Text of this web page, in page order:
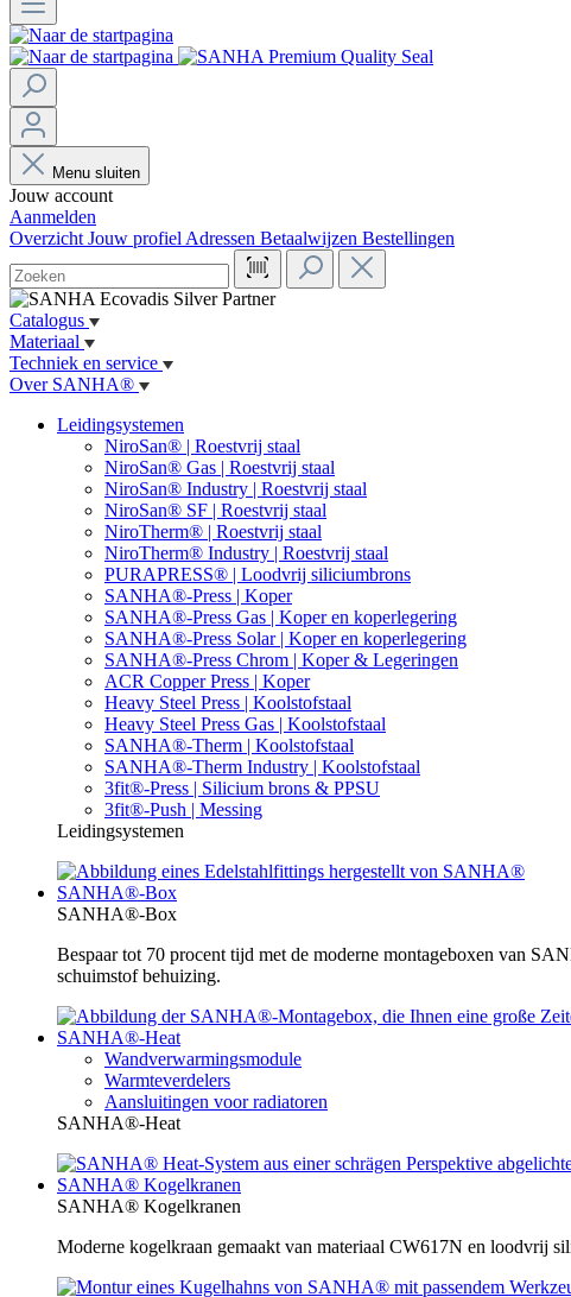
Menu sluiten
Jouw account
Aanmelden
Overzicht Jouw profiel Adressen Betaalwijzen Bestellingen
Catalogus
Materiaal
Techniek en service
Over SANHA®
Leidingsystemen
NiroSan® | Roestvrij staal
NiroSan® Gas | Roestvrij staal
NiroSan® Industry | Roestvrij staal
NiroSan® SF | Roestvrij staal
NiroTherm® | Roestvrij staal
NiroTherm® Industry | Roestvrij staal
PURAPRESS® | Loodvrij siliciumbrons
SANHA®-Press | Koper
SANHA®-Press Gas | Koper en koperlegering
SANHA®-Press Solar | Koper en koperlegering
SANHA®-Press Chrom | Koper & Legeringen
ACR Copper Press | Koper
Heavy Steel Press | Koolstofstaal
Heavy Steel Press Gas | Koolstofstaal
SANHA®-Therm | Koolstofstaal
SANHA®-Therm Industry | Koolstofstaal
3fit®-Press | Silicium brons & PPSU
3fit®-Push | Messing
Leidingsystemen
SANHA®-Box
SANHA®-Box
Bespaar tot 70 procent tijd met de moderne montageboxen van
schuimstof behuizing.
SANHA®-Heat
Wandverwarmingsmodule
Warmteverdelers
Aansluitingen voor radiatoren
SANHA®-Heat
SANHA® Kogelkranen
SANHA® Kogelkranen
Moderne kogelkraan gemaakt van materiaal CW617N en loodvrij